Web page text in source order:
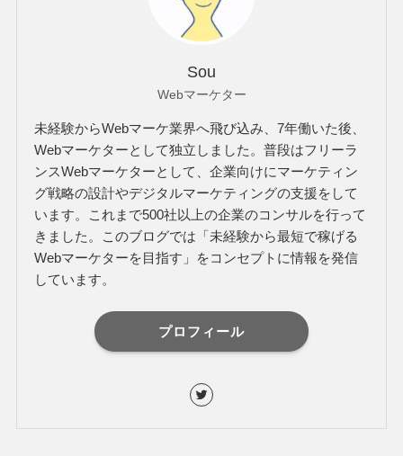
Sou
Webマーケター
未経験からWebマーケ業界へ飛び込み、7年働いた後、
Webマーケターとして独立しました。普段はフリーラ
ンスWebマーケターとして、企業向けにマーケティン
グ戦略の設計やデジタルマーケティングの支援をして
います。これまで500社以上の企業のコンサルを行って
きました。このブログでは「未経験から最短で稼げる
Webマーケターを目指す」をコンセプトに情報を発信
しています。
プロフィール